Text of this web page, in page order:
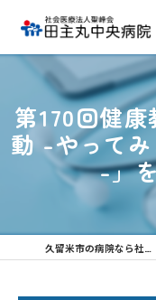
第170回健
動 -やってみ
-」